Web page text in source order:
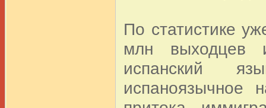
По статистике
млн выходцев
испанский
испаноязычное